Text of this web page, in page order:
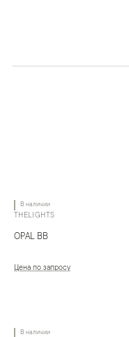
В наличии
THELIGHTS
OPAL BB
Цена по запросу
В наличии